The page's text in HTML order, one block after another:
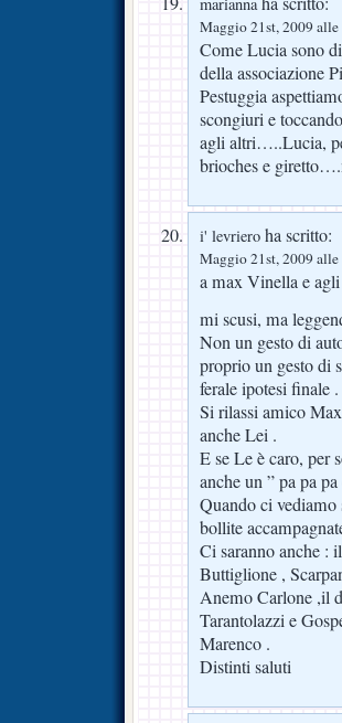
marianna
Maggio 21st, 2009
Come Lucia sono
della associazione
Pestuggia
scongiuri e
agli altri…..Lucia,
brioches e
i' levriero ha scritto:
Maggio 21st, 2009 alle
a max Vinella e
mi scusi, ma
Non un gesto di
proprio un gesto di
ferale ipotesi finale .
Si rilassi amico
anche Lei .
E se Le è caro, per
anche un ” pa pa
Quando ci vediamo
bollite
Ci saranno anche :
Buttiglione ,
Anemo Carlone ,il
Tarantolazzi e
Marenco .
Distinti saluti